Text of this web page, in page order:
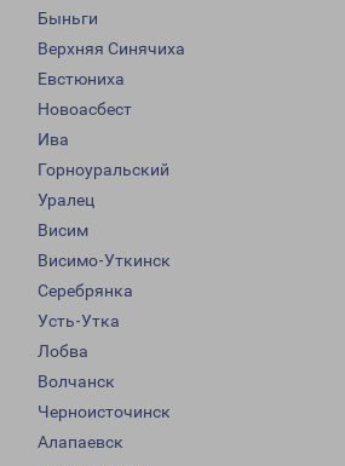
Быньги
Верхняя Синячиха
Евстюниха
Новоасбест
Ива
Горноуральский
Уралец
Висим
Висимо-Уткинск
Серебрянка
Усть-Утка
Лобва
Волчанск
Черноисточинск
Алапаевск